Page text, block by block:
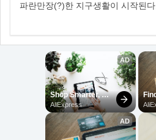
파란만장(?)한 지구생활이 시작된다.